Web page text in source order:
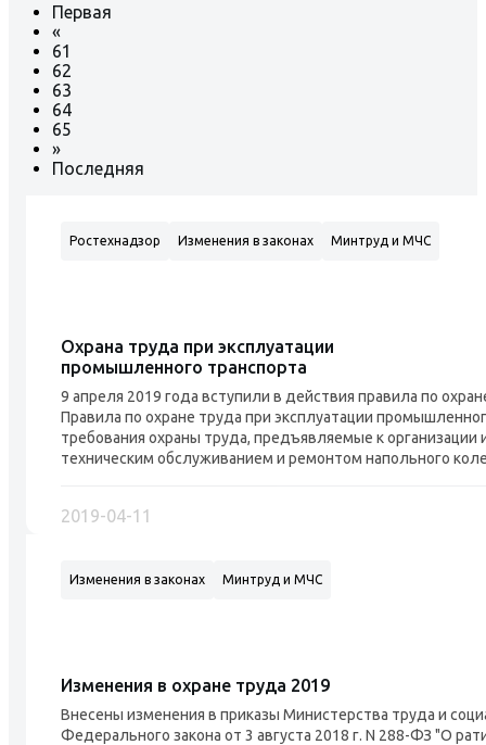
Первая
«
61
62
63
64
65
»
Последняя
Ростехнадзор Изменения в законах Минтруд и МЧС
Охрана труда при эксплуатации
промышленного транспорта
9 апреля 2019 года вступили в действия правила по
Правила по охране труда при эксплуатации
требования охраны труда, предъявляемые к
техническим обслуживанием и ремонтом напольного
2019-04-11
Изменения в законах Минтруд и МЧС
Изменения в охране труда 2019
Внесены изменения в приказы Министерства труда и
Федерального закона от 3 августа 2018 г. N 288-ФЗ "О